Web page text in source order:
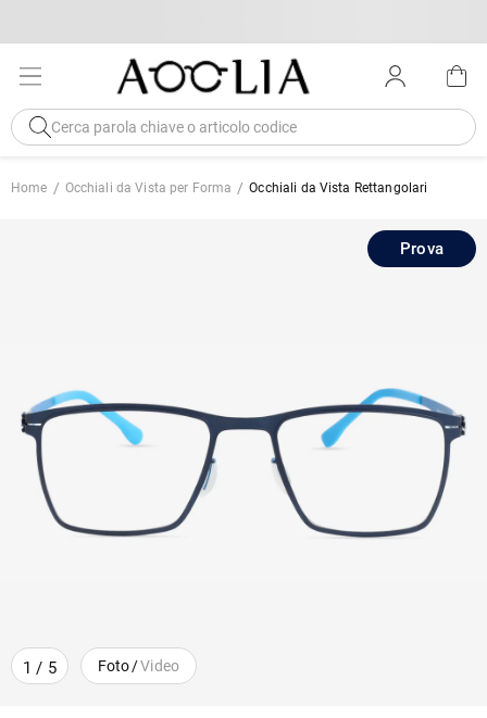
Home Occhiali da Vista per Forma Occhiali da Vista Rettangolari
1 / 5 Foto/Video
Prova